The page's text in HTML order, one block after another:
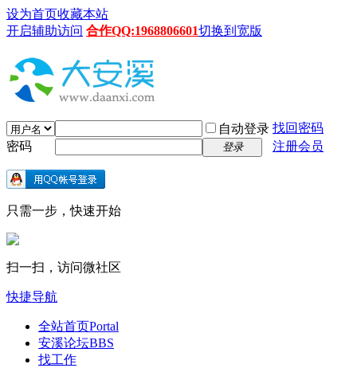
设为首页收藏本站
开启辅助访问 合作QQ:1968806601切换到宽版
自动登录 找回密码
密码
登录 注册会员
只需一步，快速开始
扫一扫，访问微社区
快捷导航
全站首页Portal
安溪论坛BBS
找工作